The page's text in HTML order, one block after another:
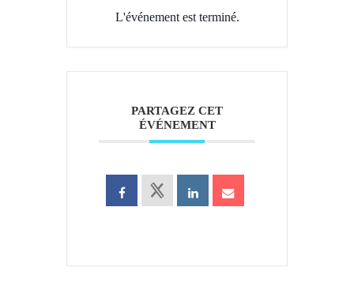
L'événement est terminé.
PARTAGEZ CET
ÉVÉNEMENT